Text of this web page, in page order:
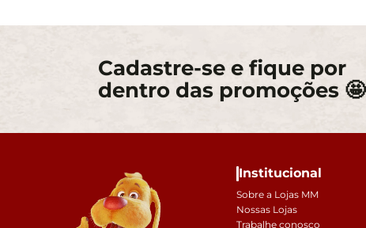
Cadastre-se e fique por
dentro das promoções 🤩
Institucional
Sobre a Lojas MM
Nossas Lojas
Trabalhe conosco